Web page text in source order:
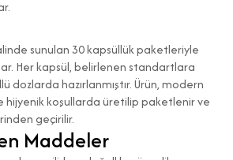
sunulan 30 kapsüllük paketleriyle
Her kapsül, belirlenen standartlara
dozlarda hazırlanmıştır. Ürün, modern
koşullarda üretilip paketlenir ve
geçirilir.
Maddeler